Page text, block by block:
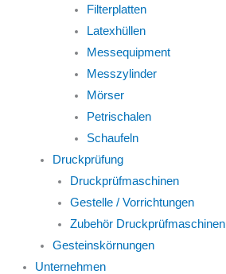
Filterplatten
Latexhüllen
Messequipment
Messzylinder
Mörser
Petrischalen
Schaufeln
Druckprüfung
Druckprüfmaschinen
Gestelle / Vorrichtungen
Zubehör Druckprüfmaschinen
Gesteinskörnungen
Unternehmen